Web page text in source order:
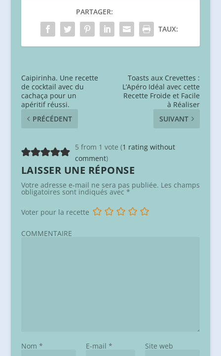
PARTAGER:
TAUX:
Caipirinha. Une recette
de cocktail avec du
cachaça pour un
apéritif réussi.
PRÉCÉDENT
Toasts aux Crevettes :
L’Apéro Idéal avec cette
Recette Froide et Facile
à Réaliser
SUIVANT
5 from 1 vote (1 rating without
comment)
LAISSER UNE RÉPONSE
Votre adresse e-mail ne sera pas publiée. Les champs
obligatoires sont indiqués avec *
Voter pour la recette
COMMENTAIRE
Nom * E-mail * Site web